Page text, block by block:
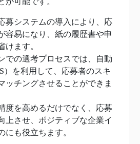
募システムの導入により、応
容易になり、紙の履歴書や申
けます。
での選考プロセスでは、自動
）を利用して、応募者のスキ
ッチングさせることができま
度を高めるだけでなく、応募
上させ、ポジティブな企業イ
にも役立ちます。